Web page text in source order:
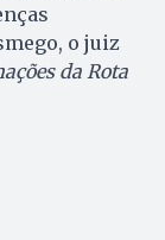
o juiz
da Rota